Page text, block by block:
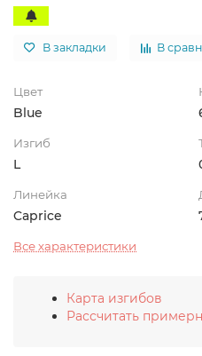
В закладки В
Цвет
Blue
Изгиб
L
Линейка
Caprice
Все характеристики
Карта изгибов
Рассчитать